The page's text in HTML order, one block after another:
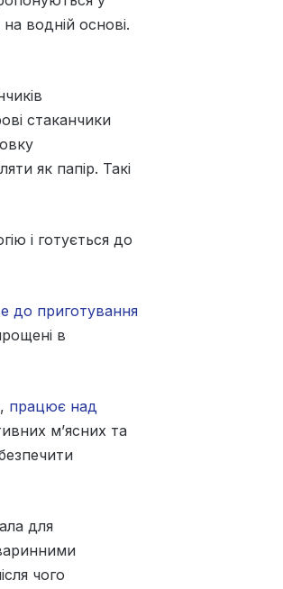
водній основі.
стаканчики
як папір. Такі
і готується до
до приготування
в
працює над
м’ясних та
для
чого